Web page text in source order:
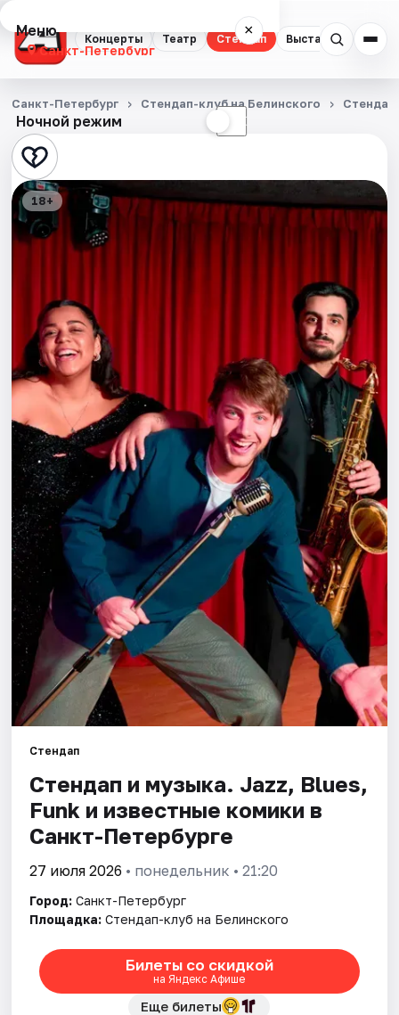
Концерты Театр Стендап Выставки
Меню ×
Санкт-Петербург
Концерты
Театр
Стендап
Выставки
Экскурсии
Спорт
События
Города
Площадки
Артисты
Рейтинги
Ночной режим ☾
Санкт-Петербург Стендап-клуб на Белинского Стендап
18+
Стендап
Стендап и музыка. Jazz, Blues,
Funk и известные комики в
Санкт-Петербурге
27 июля 2026 • понедельник • 21:20
Город: Санкт-Петербург
Площадка: Стендап-клуб на Белинского
Билеты со скидкой
на Яндекс Афише
Еще билеты